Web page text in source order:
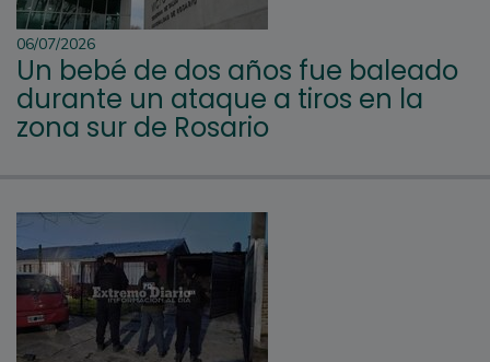
06/07/2026
Un bebé de dos años fue baleado
durante un ataque a tiros en la
zona sur de Rosario